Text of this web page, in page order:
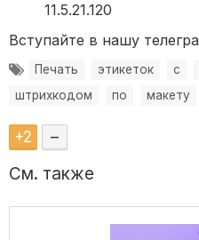
11.5.21.120
Вступайте в нашу
Печать этикеток с
штрихкодом
по макету
+2 –
См. также